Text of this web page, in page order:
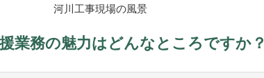
河川工事現場の風景
業務の魅力はどんなところですか？